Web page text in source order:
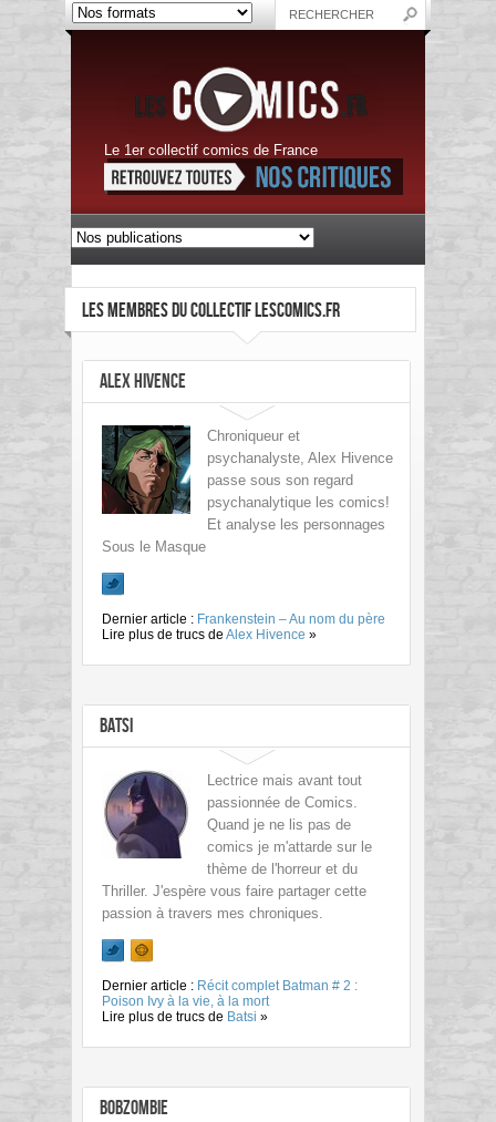
Le 1er collectif comics de France
LES MEMBRES DU COLLECTIF LESCOMICS.FR
Alex Hivence
Chroniqueur et
psychanalyste, Alex Hivence
passe sous son regard
psychanalytique les comics!
Et analyse les personnages
Sous le Masque
Dernier article : Frankenstein – Au nom du père
Lire plus de trucs de Alex Hivence »
Batsi
Lectrice mais avant tout
passionnée de Comics.
Quand je ne lis pas de
comics je m'attarde sur le
thème de l'horreur et du
Thriller. J'espère vous faire partager cette
passion à travers mes chroniques.
Dernier article : Récit complet Batman # 2 :
Poison Ivy à la vie, à la mort
Lire plus de trucs de Batsi »
BobZombie